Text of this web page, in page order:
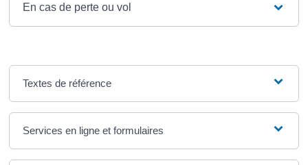
En cas de perte ou vol
Textes de référence
Services en ligne et formulaires